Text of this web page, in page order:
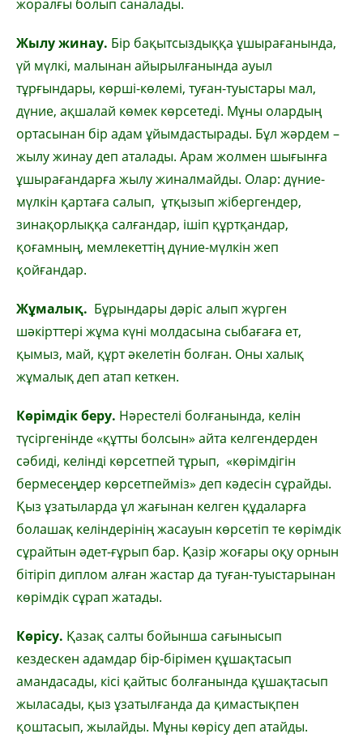
жоралғы болып саналады.
Жылу жинау. Бір бақытсыздыққа ұшырағанында,
үй мүлкі, малынан айырылғанында ауыл
тұрғындары, көрші-көлемі, туған-туыстары мал,
дүние, ақшалай көмек көрсетеді. Мұны олардың
ортасынан бір адам ұйымдастырады. Бұл жәрдем –
жылу жинау деп аталады. Арам жолмен шығынға
ұшырағандарға жылу жиналмайды. Олар: дүние-
мүлкін қартаға салып, ұтқызып жібергендер,
зинақорлыққа салғандар, ішіп құртқандар,
қоғамның, мемлекеттің дүние-мүлкін жеп
қойғандар.
Жұмалық. Бұрындары дәріс алып жүрген
шәкірттері жұма күні молдасына сыбағаға ет,
қымыз, май, құрт әкелетін болған. Оны халық
жұмалық деп атап кеткен.
Көрімдік беру. Нәрестелі болғанында, келін
түсіргенінде «құтты болсын» айта келгендерден
сәбиді, келінді көрсетпей тұрып, «көрімдігін
бермесеңдер көрсетпейміз» деп кәдесін сұрайды.
Қыз ұзатыларда ұл жағынан келген құдаларға
болашақ келіндерінің жасауын көрсетіп те көрімдік
сұрайтын әдет-ғұрып бар. Қазір жоғары оқу орнын
бітіріп диплом алған жастар да туған-туыстарынан
көрімдік сұрап жатады.
Көрісу. Қазақ салты бойынша сағынысып
кездескен адамдар бір-бірімен құшақтасып
амандасады, кісі қайтыс болғанында құшақтасып
жыласады, қыз ұзатылғанда да қимастықпен
қоштасып, жылайды. Мұны көрісу деп атайды.